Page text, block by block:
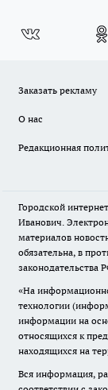
Заказать рекламу
О нас
Редакционная
Городской
Иванович.
материалов
обязательна, в
законодательства
«На
технологии
информации на
относящихся к
находящихся на
Вся информация,